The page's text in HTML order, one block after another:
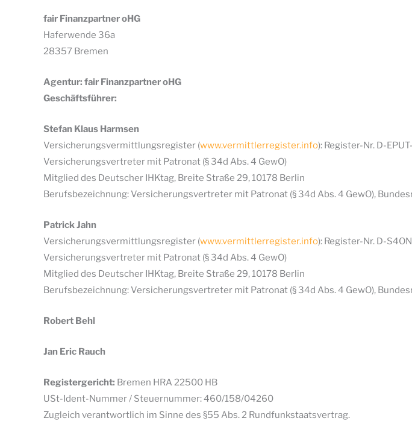
fair Finanzpartner oHG
Haferwende 36a
28357 Bremen
Agentur: fair Finanzpartner oHG
Geschäftsführer:
Stefan Klaus Harmsen
Versicherungsvermittlungsregister (www.vermittlerregister.info): Register-Nr. D-
Versicherungsvertreter mit Patronat (§ 34d Abs. 4 GewO)
Mitglied des Deutscher IHKtag, Breite Straße 29, 10178 Berlin
Berufsbezeichnung: Versicherungsvertreter mit Patronat (§ 34d Abs. 4 GewO),
Patrick Jahn
Versicherungsvermittlungsregister (www.vermittlerregister.info): Register-Nr. D-
Versicherungsvertreter mit Patronat (§ 34d Abs. 4 GewO)
Mitglied des Deutscher IHKtag, Breite Straße 29, 10178 Berlin
Berufsbezeichnung: Versicherungsvertreter mit Patronat (§ 34d Abs. 4 GewO),
Robert Behl
Jan Eric Rauch
Registergericht: Bremen HRA 22500 HB
USt-Ident-Nummer / Steuernummer: 460/158/04260
Zugleich verantwortlich im Sinne des §55 Abs. 2 Rundfunkstaatsvertrag.